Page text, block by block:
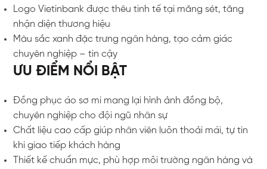
Logo Vietinbank được thêu tinh tế tại măng sét, tăng
nhận diện thương hiệu
Màu sắc xanh đặc trưng ngân hàng, tạo cảm giác
chuyên nghiệp – tin cậy
ƯU ĐIỂM NỔI BẬT
Đồng phục áo sơ mi mang lại hình ảnh đồng bộ,
chuyên nghiệp cho đội ngũ nhân sự
Chất liệu cao cấp giúp nhân viên luôn thoải mái, tự tin
khi giao tiếp khách hàng
Thiết kế chuẩn mực, phù hợp môi trường ngân hàng và